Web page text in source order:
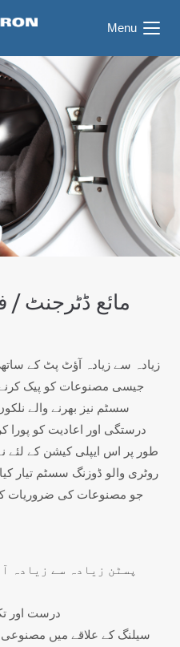
Menu
مائع ڈٹرجنٹ /
زیادہ سے زیادہ آؤٹ پٹ کے ساتھ
جیسی مصنوعات کو پیک کرنے
سسٹم نیز بھرنے والے
درستگی اور اعادیت کو پورا
طور پر اس ایپلی کیشن کے لئے
روٹری والو ڈوزنگ سسٹم تیار
جو مصنوعات کی ضروریات
پسٹن زیادہ سے زیادہ
درست اور
سیلنگ کے علاقے میں